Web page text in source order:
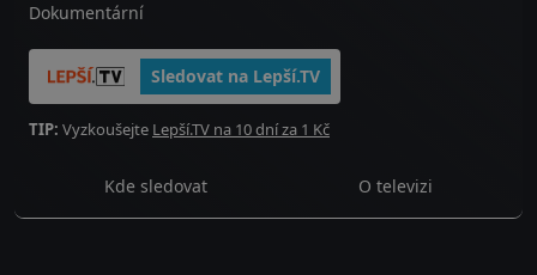
Dokumentární
Sledovat na Lepší.TV
TIP: Vyzkoušejte Lepší.TV na 10 dní za 1 Kč
Kde sledovat O televizi